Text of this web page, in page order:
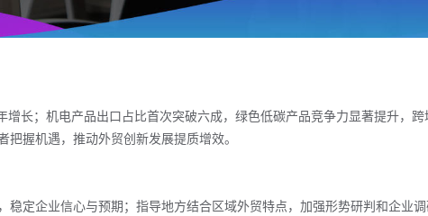
增长；机电产品出口占比首次突破六成，绿色低碳产品竞争力显著提升，
握机遇，推动外贸创新发展提质增效。
定企业信心与预期；指导地方结合区域外贸特点，加强形势研判和企业